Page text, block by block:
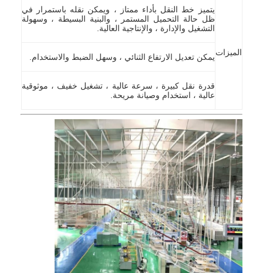
الميزات
يتميز خط النقل بأداء ممتاز ، ويمكن نقله باستمرار في
ظل حالة التحميل المستمر ، والبنية البسيطة ، وسهولة
التشغيل والإدارة ، والإنتاجية العالية.
يمكن تعديل الارتفاع الثنائي ، وسهل الضبط والاستخدام.
قدرة نقل كبيرة ، سرعة عالية ، تشغيل خفيف ، موثوقية
عالية ، استخدام وصيانة مريحة.